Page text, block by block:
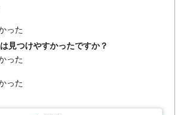
った
見つけやすかったですか？
った
った